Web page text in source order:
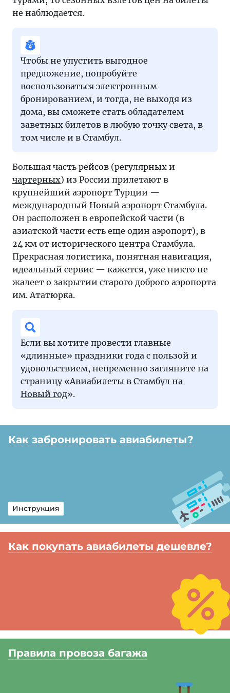
не наблюдается.
Чтобы не упустить выгодное
предложение, попробуйте
воспользоваться электронным
бронированием, и тогда, не выходя из
дома, вы сможете стать обладателем
заветных билетов в любую точку света, в
том числе и в Стамбул.
Большая часть рейсов (регулярных и
чартерных) из России прилетают в
крупнейший аэропорт Турции —
международный Новый аэропорт Стамбула.
Он расположен в европейской части (в
азиатской части есть еще один аэропорт), в
24 км от исторического центра Стамбула.
Прекрасная логистика, понятная навигация,
идеальный сервис — кажется, уже никто не
жалеет о закрытии старого доброго аэропорта
им. Ататюрка.
Если вы хотите провести главные
«длинные» праздники года с пользой и
удовольствием, непременно загляните на
страницу «Авиабилеты в Стамбул на
Новый год».
Как забронировать авиабилеты?
Инструкция
Как покупать авиабилеты дешевле?
Правила провоза багажа